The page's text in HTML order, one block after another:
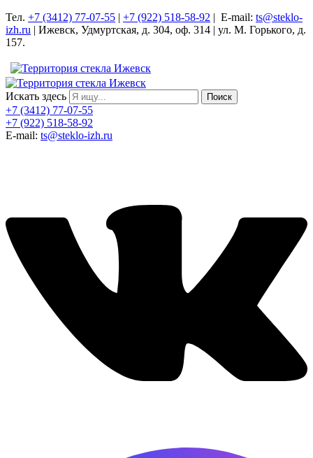
Тел. +7 (3412) 77-07-55 | +7 (922) 518-58-92 | E-mail: ts@steklo-
izh.ru | Ижевск, Удмуртская, д. 304, оф. 314 | ул. М. Горького, д.
157.
Искать здесь Поиск
+7 (3412) 77-07-55
+7 (922) 518-58-92
E-mail: ts@steklo-izh.ru